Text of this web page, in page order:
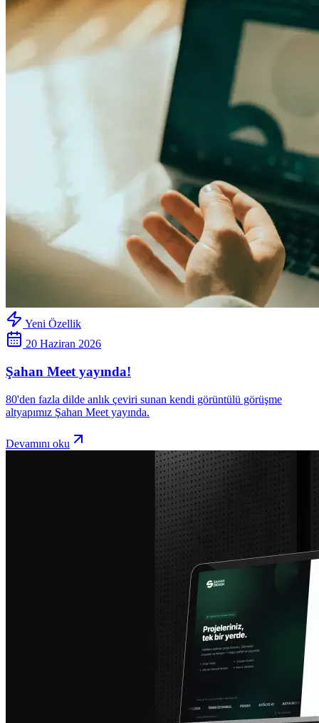
Yeni Özellik
20 Haziran 2026
Şahan Meet yayında!
80'den fazla dilde anlık çeviri sunan kendi görüntülü görüşme
altyapımız Şahan Meet yayında.
Devamını oku